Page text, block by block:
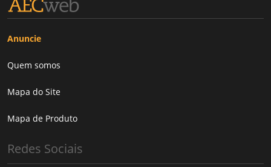
Anuncie
Quem somos
Mapa do Site
Mapa de Produto
Redes Sociais